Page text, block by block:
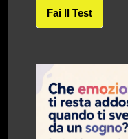
Fai Il Test